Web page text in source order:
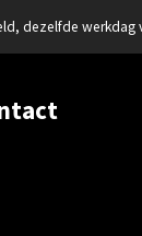
dezelfde werkdag